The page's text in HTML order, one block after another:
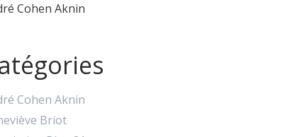
Cohen Aknin
Cohen Aknin
Briot